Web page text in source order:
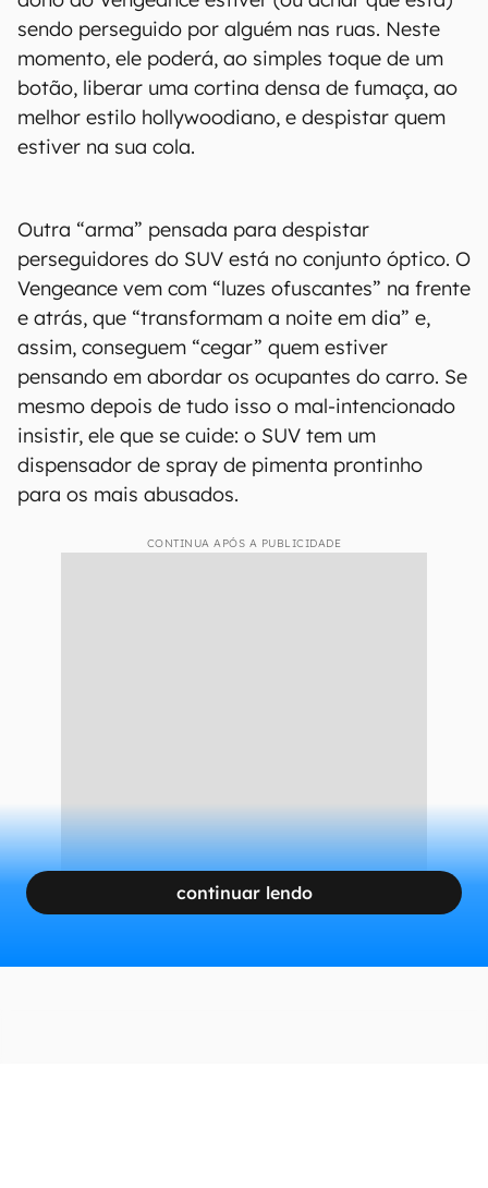
sendo perseguido por alguém nas ruas. Neste
momento, ele poderá, ao simples toque de um
botão, liberar uma cortina densa de fumaça, ao
melhor estilo hollywoodiano, e despistar quem
estiver na sua cola.
Outra “arma” pensada para despistar
perseguidores do SUV está no conjunto óptico. O
Vengeance vem com “luzes ofuscantes” na frente
e atrás, que “transformam a noite em dia” e,
assim, conseguem “cegar” quem estiver
pensando em abordar os ocupantes do carro. Se
mesmo depois de tudo isso o mal-intencionado
insistir, ele que se cuide: o SUV tem um
dispensador de spray de pimenta prontinho
para os mais abusados.
CONTINUA APÓS A PUBLICIDADE
continuar lendo